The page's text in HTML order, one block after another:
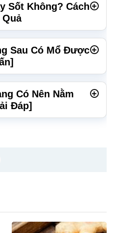
Sốt Không? Cách
Sau Có Mổ Được
Có Nên Nằm
Đáp]